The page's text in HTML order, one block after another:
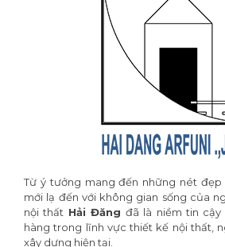
Từ ý tưởng mang đến những nét
mới lạ đến với không gian sống của
nội thất Hải Đăng đã là niềm tin
hàng trong lĩnh vực thiết kế nội thất,
xây dựng hiện tại.